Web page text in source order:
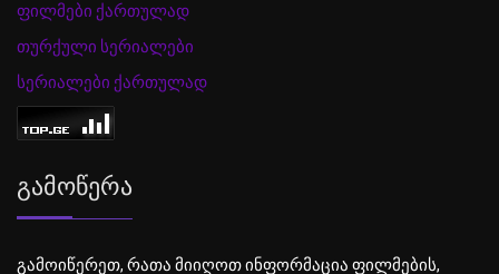
ფილმები ქართულად
თურქული სერიალები
სერიალები ქართულად
Გამოწერა
გამოიწერეთ, რათა მიიღოთ ინფორმაცია ფილმების,